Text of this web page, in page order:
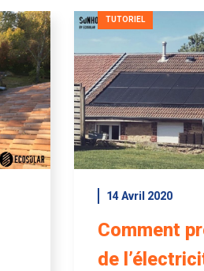
TUTORIEL
14 Avril 2020
Comment
de